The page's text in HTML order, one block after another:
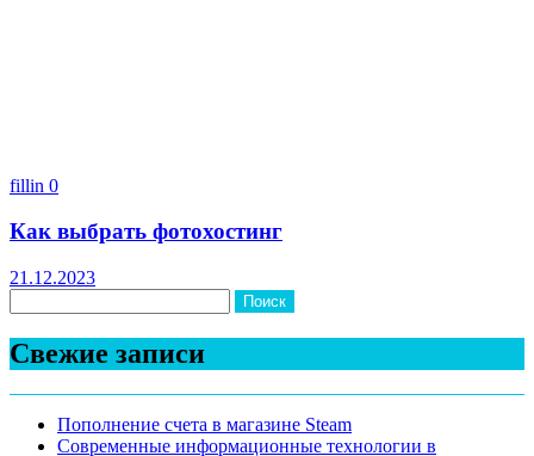
fillin 0
Как выбрать фотохостинг
21.12.2023
Свежие записи
Пополнение счета в магазине Steam
Современные информационные технологии в